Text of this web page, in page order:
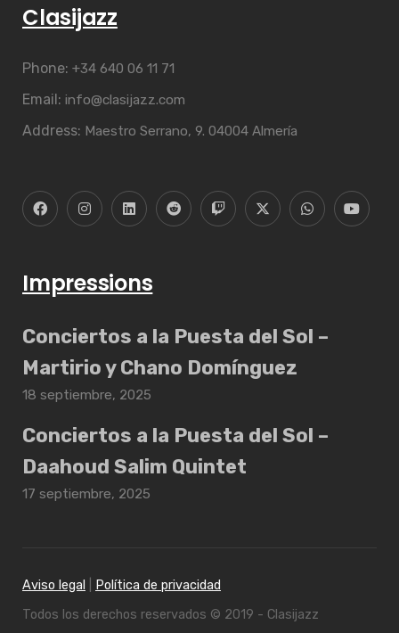
Clasijazz
Phone: +34 640 06 11 71
Email: info@clasijazz.com
Address: Maestro Serrano, 9. 04004 Almería
Impressions
Conciertos a la Puesta del Sol –
Martirio y Chano Domínguez
18 septiembre, 2025
Conciertos a la Puesta del Sol –
Daahoud Salim Quintet
17 septiembre, 2025
Aviso legal
Política de privacidad
Todos los derechos reservados © 2019 - Clasijazz